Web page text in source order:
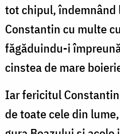
tot chipul, îndemnând
Constantin cu multe
făgăduindu-i
cinstea de mare
Iar fericitul
de toate cele din